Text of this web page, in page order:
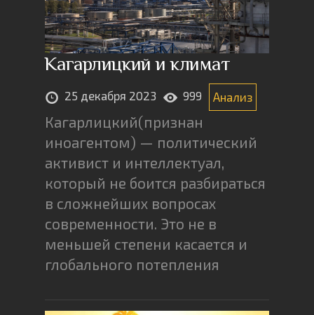
Кагарлицкий и климат
25 декабря 2023 999 Анализ
Кагарлицкий(признан
иноагентом) — политический
активист и интеллектуал,
который не боится разбираться
в сложнейших вопросах
современности. Это не в
меньшей степени касается и
глобального потепления